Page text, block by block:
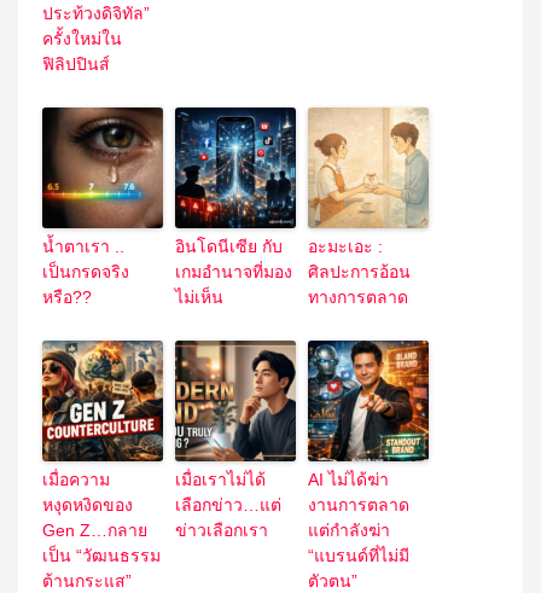
ประท้วงดิจิทัล”
ครั้งใหม่ใน
ฟิลิปปินส์
น้ำตาเรา ..
เป็นกรดจริง
หรือ??
อินโดนีเซีย กับ
เกมอำนาจที่มอง
ไม่เห็น
อะมะเอะ :
ศิลปะการอ้อน
ทางการตลาด
เมื่อความ
หงุดหงิดของ
Gen Z…กลาย
เป็น “วัฒนธรรม
ต้านกระแส”
เมื่อเราไม่ได้
เลือกข่าว…แต่
ข่าวเลือกเรา
AI ไม่ได้ฆ่า
งานการตลาด
แต่กำลังฆ่า
“แบรนด์ที่ไม่มี
ตัวตน”